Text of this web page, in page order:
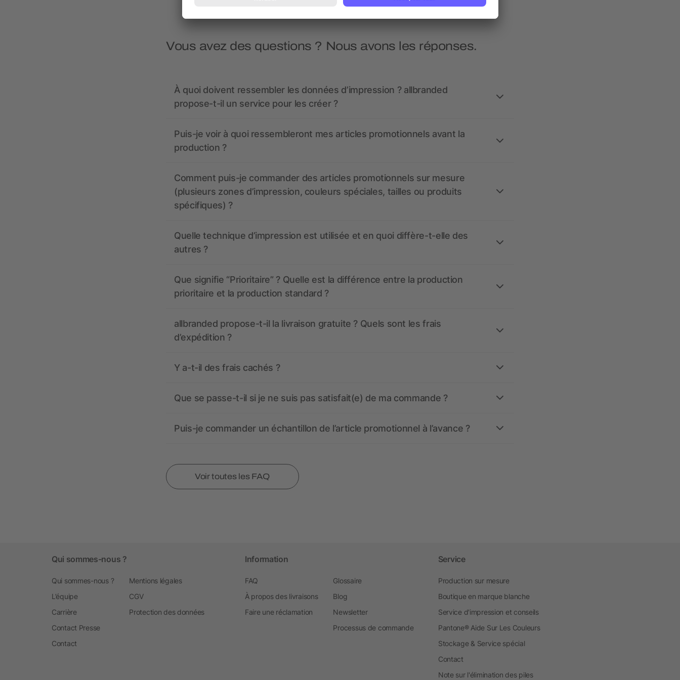
Vous avez des questions ? Nous avons les réponses.
À quoi doivent ressembler les données d’impression ? allbranded
propose-t-il un service pour les créer ?
Puis-je voir à quoi ressembleront mes articles promotionnels avant la
production ?
Comment puis-je commander des articles promotionnels sur mesure
(plusieurs zones d’impression, couleurs spéciales, tailles ou produits
spécifiques) ?
Quelle technique d’impression est utilisée et en quoi diffère-t-elle des
autres ?
Que signifie “Prioritaire” ? Quelle est la différence entre la production
prioritaire et la production standard ?
allbranded propose-t-il la livraison gratuite ? Quels sont les frais
d’expédition ?
Y a-t-il des frais cachés ?
Que se passe-t-il si je ne suis pas satisfait(e) de ma commande ?
Puis-je commander un échantillon de l’article promotionnel à l’avance ?
Voir toutes les FAQ
Qui sommes-nous ?
Qui sommes-nous ?
L’équipe
Carrière
Contact Presse
Contact
Mentions légales
CGV
Protection des données
Information
FAQ
À propos des livraisons
Faire une réclamation
Glossaire
Blog
Newsletter
Processus de commande
Service
Production sur mesure
Boutique en marque blanche
Service d'impression et conseils
Pantone® Aide Sur Les Couleurs
Stockage & Service spécial
Contact
Note sur l'élimination des piles